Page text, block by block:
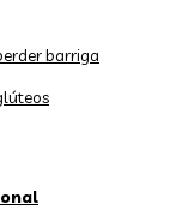
barriga